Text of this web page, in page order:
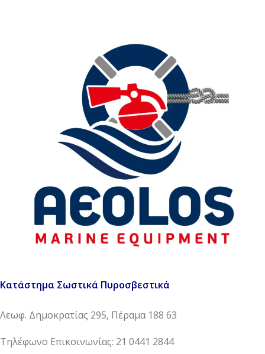
Κατάστημα Σωστικά Πυροσβεστικά
Λεωφ. Δημοκρατίας 295, Πέραμα 188 63
Τηλέφωνο Επικοινωνίας: 21 0441 2844